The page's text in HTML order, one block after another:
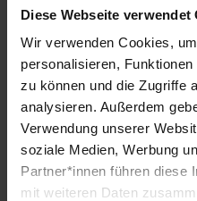
Diese Webseite verwendet
Wir verwenden Cookies,
personalisieren,
zu können und die Zugriffe
analysieren. Außerdem
Verwendung unserer
soziale Medien, Werbung
Partner*innen führen diese
mit weiteren Daten
Keresés